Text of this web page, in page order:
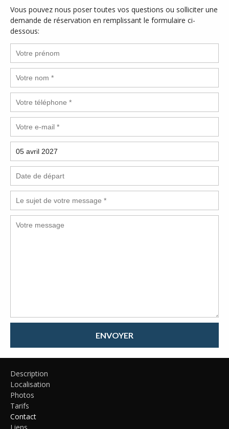
Vous pouvez nous poser toutes vos questions ou solliciter une
demande de réservation en remplissant le formulaire ci-
dessous:
ENVOYER
Description
Localisation
Photos
Tarifs
Contact